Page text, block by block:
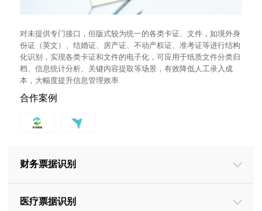
对未提供专门接口，但版式较为统一的各类卡证、文件，如境外身
份证（英文）、结婚证、房产证、不动产权证、准考证等进行结构
化识别，实现各类卡证和文件的电子化，可应用于纸质文件分类归
档、信息统计分析、关键内容提取等场景，有效降低人工录入成
本，大幅度提升信息管理效率
合作案例
财务票据识别
医疗票据识别